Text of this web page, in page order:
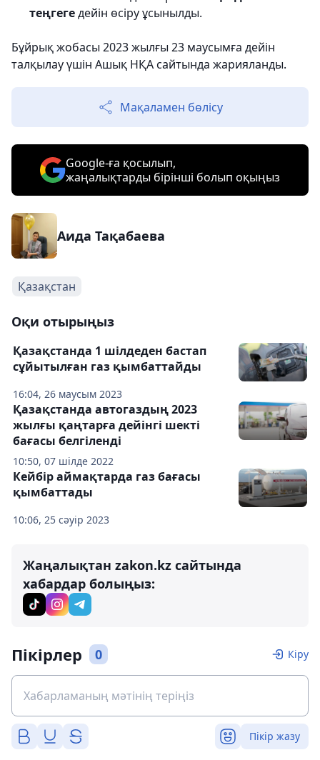
теңгегедейін өсіру ұсынылды.
Бұйрық жобасы 2023 жылғы 23 маусымға дейін
талқылау үшін Ашық НҚА сайтында жарияланды.
Мақаламен бөлісу
Google-ға қосылып,
жаңалықтарды бірінші болып оқыңыз
Аида Тақабаева
Қазақстан
Оқи отырыңыз
16:04, 26 маусым 2023
Қазақстанда 1 шілдеден бастап
сұйытылған газ қымбаттайды
10:50, 07 шілде 2022
Қазақстанда автогаздың 2023
жылғы қаңтарға дейінгі шекті
бағасы белгіленді
10:06, 25 сәуір 2023
Кейбір аймақтарда газ бағасы
қымбаттады
Жаңалықтан zakon.kz сайтында
хабардар болыңыз:
Пікірлер 0 Кіру
Пікір жазу